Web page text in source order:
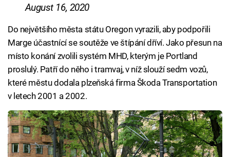
August 16, 2020
Do největšího města státu Oregon vyrazili, aby podpořili
Marge účastnící se soutěže ve štípání dříví. Jako přesun na
místo konání zvolili systém MHD, kterým je Portland
proslulý. Patří do něho i tramvaj, v níž slouží sedm vozů,
které městu dodala plzeňská firma Škoda Transportation
v letech 2001 a 2002.